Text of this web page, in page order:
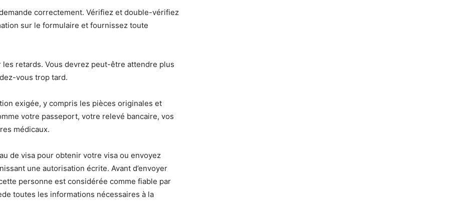
correctement. Vérifiez et double-vérifiez
sur le formulaire et fournissez toute
les retards. Vous devrez peut-être attendre plus
vous trop tard.
exigée, y compris les pièces originales et
votre passeport, votre relevé bancaire, vos
médicaux.
de visa pour obtenir votre visa ou envoyez
une autorisation écrite. Avant d’envoyer
personne est considérée comme fiable par
toutes les informations nécessaires à la